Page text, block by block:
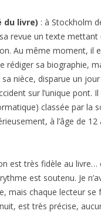
du livre) : à Stockholm
revue un texte
Au même moment, il
rédiger sa biographie,
nièce, disparue un
sur l’unique pont.
classée par la
à l’âge de
est très fidèle au
est soutenu. Je
mais chaque lecteur
est très précise,